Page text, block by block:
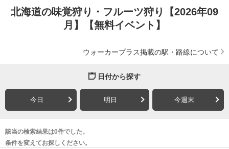
北海道の味覚狩り・フルーツ狩り【2026年09
月】【無料イベント】
ウォーカープラス掲載の駅・路線について
日付から探す
今日 明日 今週末
該当の検索結果は0件でした。
条件を変えてお探しください。